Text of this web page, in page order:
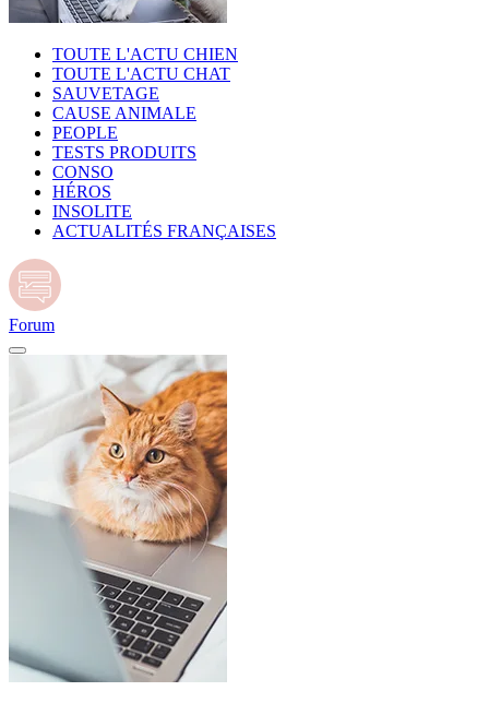
TOUTE L'ACTU CHIEN
TOUTE L'ACTU CHAT
SAUVETAGE
CAUSE ANIMALE
PEOPLE
TESTS PRODUITS
CONSO
HÉROS
INSOLITE
ACTUALITÉS FRANÇAISES
Forum